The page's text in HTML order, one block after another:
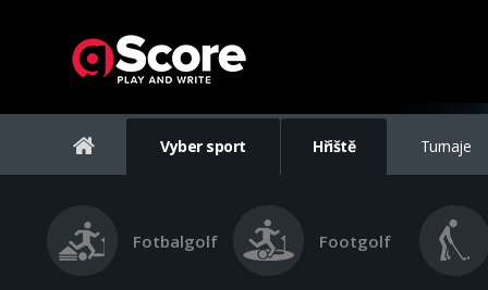
Vyber sport Hřiště Turnaje
Fotbalgolf Footgolf